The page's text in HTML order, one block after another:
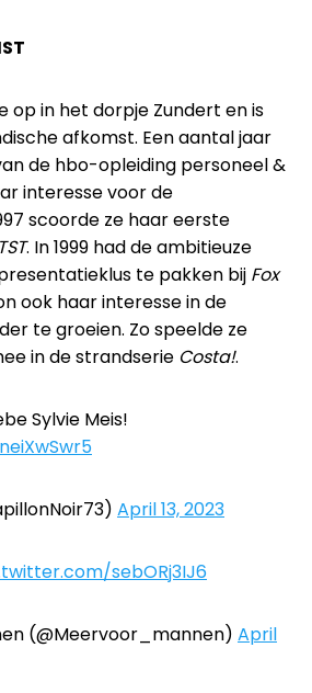
op in het dorpje Zundert en is
afkomst. Een aantal jaar
de hbo-opleiding personeel &
interesse voor de
scoorde ze haar eerste
. In 1999 had de ambitieuze
te pakken bij Fox
ook haar interesse in de
te groeien. Zo speelde ze
in de strandserie Costa!.
Sylvie Meis!
April 13, 2023
sebORj3IJ6
(@Meervoor_mannen) April